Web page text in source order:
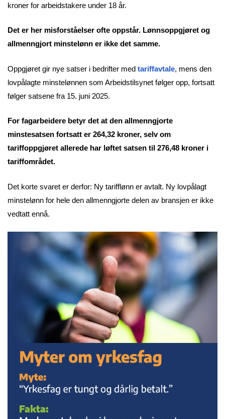
kroner for arbeidstakere under 18 år.
Det er her misforståelser ofte oppstår. Lønnsoppgjøret og
allmenngjort minstelønn er ikke det samme.
Oppgjøret gir nye satser i bedrifter med tariffavtale, mens den
lovpålagte minstelønnen som Arbeidstilsynet følger opp, fortsatt
følger satsene fra 15. juni 2025.
For fagarbeidere betyr det at den allmenngjorte
minstesatsen fortsatt er 264,32 kroner, selv om
tariffoppgjøret allerede har løftet satsen til 276,48 kroner i
tariffområdet.
Det korte svaret er derfor: Ny tarifflønn er avtalt. Ny lovpålagt
minstelønn for hele den allmenngjorte delen av bransjen er ikke
vedtatt ennå.